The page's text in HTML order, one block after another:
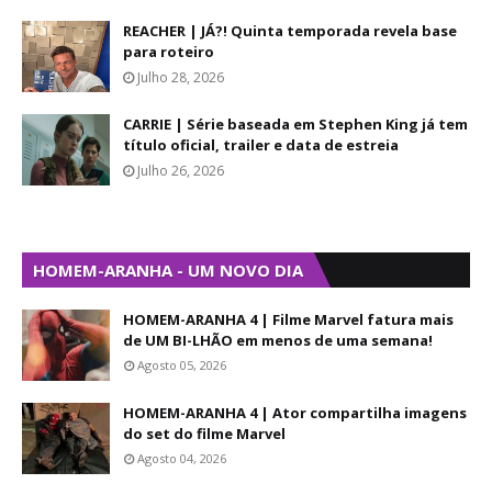
REACHER | JÁ?! Quinta temporada revela base
para roteiro
Julho 28, 2026
CARRIE | Série baseada em Stephen King já tem
título oficial, trailer e data de estreia
Julho 26, 2026
HOMEM-ARANHA - UM NOVO DIA
HOMEM-ARANHA 4 | Filme Marvel fatura mais
de UM BI-LHÃO em menos de uma semana!
Agosto 05, 2026
HOMEM-ARANHA 4 | Ator compartilha imagens
do set do filme Marvel
Agosto 04, 2026